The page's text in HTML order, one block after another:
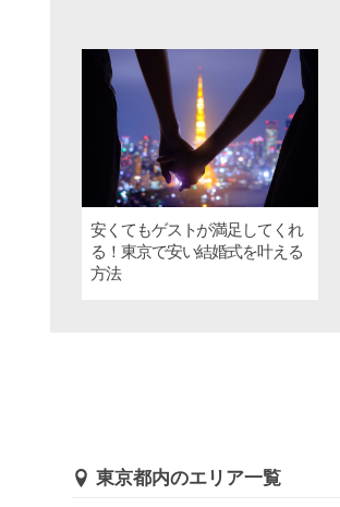
安くてもゲストが満足してくれ
る！東京で安い結婚式を叶える
方法
東京都内のエリア一覧